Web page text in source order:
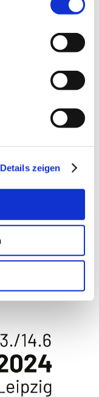
Details zeigen
2024